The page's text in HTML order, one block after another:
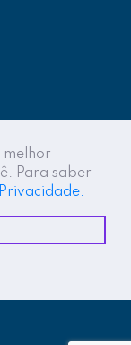
melhor
Para saber